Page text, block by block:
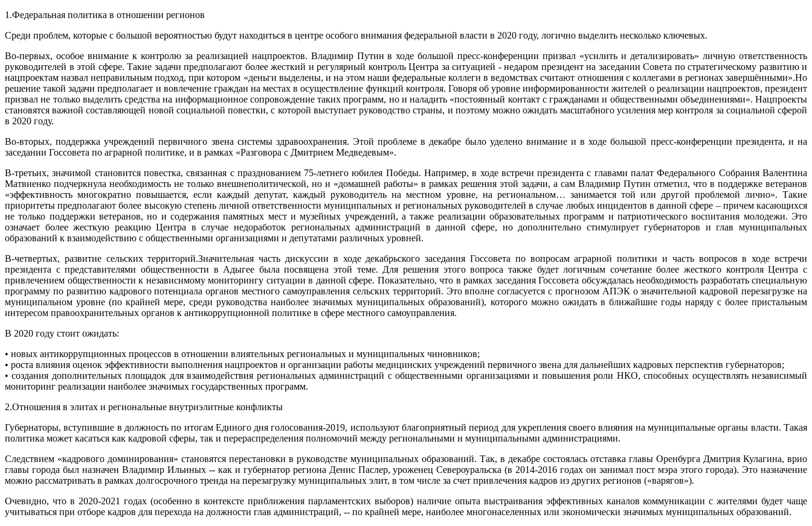
1.Федеральная политика в отношении регионов
Среди проблем, которые с большой вероятностью будут находиться в центре особого внимания федеральной власти в 2020 году, логично выделить несколько ключевых.
Во-первых, особое внимание к контролю за реализацией нацпроектов. Владимир Путин в ходе большой пресс-конференции призвал «усилить и детализировать» личную ответственность
руководителей в этой сфере. Такие задачи предполагают более жесткий и регулярный контроль Центра за ситуацией - недаром президент на заседании Совета по стратегическому развитию и
нацпроектам назвал неправильным подход, при котором «деньги выделены, и на этом наши федеральные коллеги в ведомствах считают отношения с коллегами в регионах завершёнными».Но
решение такой задачи предполагает и вовлечение граждан на местах в осуществление функций контроля. Говоря об уровне информированности жителей о реализации нацпроектов, президент
призвал не только выделить средства на информационное сопровождение таких программ, но и наладить «постоянный контакт с гражданами и общественными объединениями». Нацпроекты
становятся важной составляющей новой социальной повестки, с которой выступает руководство страны, и поэтому можно ожидать масштабного усиления мер контроля за социальной сферой
в 2020 году.
Во-вторых, поддержка учреждений первичного звена системы здравоохранения. Этой проблеме в декабре было уделено внимание и в ходе большой пресс-конференции президента, и на
заседании Госсовета по аграрной политике, и в рамках «Разговора с Дмитрием Медведевым».
В-третьих, значимой становится повестка, связанная с празднованием 75-летнего юбилея Победы. Например, в ходе встречи президента с главами палат Федерального Собрания Валентина
Матвиенко подчеркнула необходимость не только внешнеполитической, но и «домашней работы» в рамках решения этой задачи, а сам Владимир Путин отметил, что в поддержке ветеранов
«эффективность многократно повышается, если каждый депутат, каждый руководитель на местном уровне, на региональном… занимается той или другой проблемой лично». Такие
приоритеты предполагают более высокую степень личной ответственности муниципальных и региональных руководителей в случае любых инцидентов в данной сфере – причем касающихся
не только поддержки ветеранов, но и содержания памятных мест и музейных учреждений, а также реализации образовательных программ и патриотического воспитания молодежи. Это
означает более жесткую реакцию Центра в случае недоработок региональных администраций в данной сфере, но дополнительно стимулирует губернаторов и глав муниципальных
образований к взаимодействию с общественными организациями и депутатами различных уровней.
В-четвертых, развитие сельских территорий.Значительная часть дискуссии в ходе декабрьского заседания Госсовета по вопросам аграрной политики и часть вопросов в ходе встречи
президента с представителями общественности в Адыгее была посвящена этой теме. Для решения этого вопроса также будет логичным сочетание более жесткого контроля Центра с
привлечением общественности к независимому мониторингу ситуации в данной сфере. Показательно, что в рамках заседания Госсовета обсуждалась необходимость разработать специальную
программу по развитию кадрового потенциала органов местного самоуправления сельских территорий. Это вполне согласуется с прогнозом АПЭК о значительной кадровой перезагрузке на
муниципальном уровне (по крайней мере, среди руководства наиболее значимых муниципальных образований), которого можно ожидать в ближайшие годы наряду с более пристальным
интересом правоохранительных органов к антикоррупционной политике в сфере местного самоуправления.
В 2020 году стоит ожидать:
• новых антикоррупционных процессов в отношении влиятельных региональных и муниципальных чиновников;
• роста влияния оценок эффективности выполнения нацпроектов и организации работы медицинских учреждений первичного звена для дальнейших кадровых перспектив губернаторов;
• создания дополнительных площадок для взаимодействия региональных администраций с общественными организациями и повышения роли НКО, способных осуществлять независимый
мониторинг реализации наиболее значимых государственных программ.
2.Отношения в элитах и региональные внутриэлитные конфликты
Губернаторы, вступившие в должность по итогам Единого дня голосования-2019, используют благоприятный период для укрепления своего влияния на муниципальные органы власти. Такая
политика может касаться как кадровой сферы, так и перераспределения полномочий между региональными и муниципальными администрациями.
Следствием «кадрового доминирования» становятся перестановки в руководстве муниципальных образований. Так, в декабре состоялась отставка главы Оренбурга Дмитрия Кулагина, врио
главы города был назначен Владимир Ильиных -- как и губернатор региона Денис Паслер, уроженец Североуральска (в 2014-2016 годах он занимал пост мэра этого города). Это назначение
можно рассматривать в рамках долгосрочного тренда на перезагрузку муниципальных элит, в том числе за счет привлечения кадров из других регионов («варягов»).
Очевидно, что в 2020-2021 годах (особенно в контексте приближения парламентских выборов) наличие опыта выстраивания эффективных каналов коммуникации с жителями будет чаще
учитываться при отборе кадров для перехода на должности глав администраций, -- по крайней мере, наиболее многонаселенных или экономически значимых муниципальных образований.